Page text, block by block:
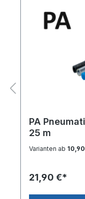
PA
25 m
Varianten ab
21,90 €*